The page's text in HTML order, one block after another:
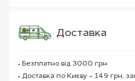
Доставка
Безплатно від 3000 грн
Доставка по Києву - 149 грн,